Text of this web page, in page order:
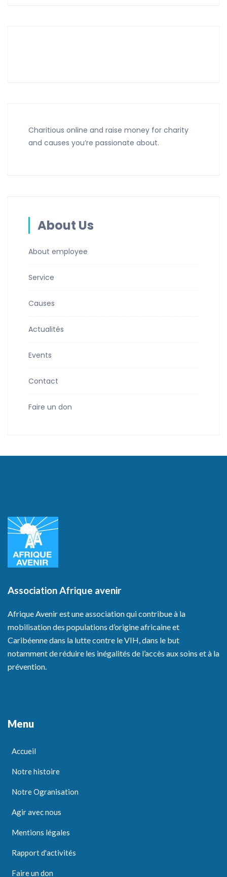
Charitious online and raise money for charity
and causes you’re passionate about.
About Us
About employee
Service
Causes
Actualités
Events
Contact
Faire un don
Association Afrique avenir
Afrique Avenir est une association qui contribue à la
mobilisation des populations d’origine africaine et
Caribéenne dans la lutte contre le VIH, dans le but
notamment de réduire les inégalités de l’accès aux soins et à la
prévention.
Menu
Accueil
Notre histoire
Notre Ogranisation
Agir avec nous
Mentions légales
Rapport d'activités
Faire un don